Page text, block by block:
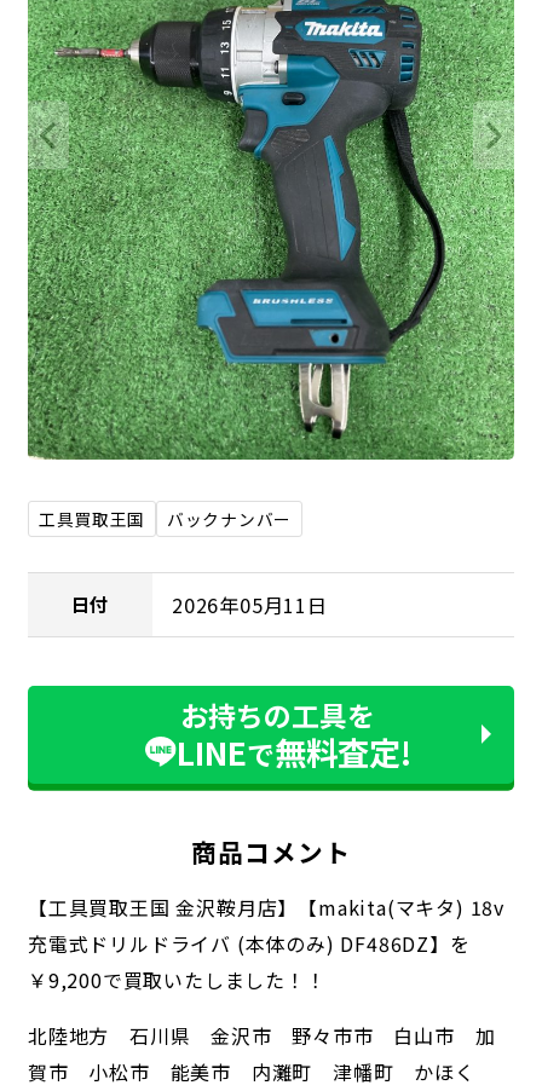
工具買取王国 バックナンバー
日付 2026年05月11日
お持ちの工具を
LINEで無料査定!
商品コメント
【工具買取王国 金沢鞍月店】【makita(マキタ) 18v
充電式ドリルドライバ (本体のみ) DF486DZ】を
￥9,200で買取いたしました！！
北陸地方 石川県 金沢市 野々市市 白山市 加
賀市 小松市 能美市 内灘町 津幡町 かほく